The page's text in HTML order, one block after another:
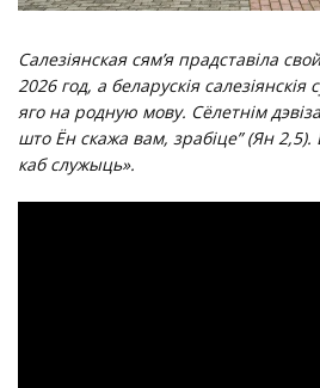
Салезіянская сям’я прадставіла
2026 год, а беларускія салезіянскія
яго на родную мову. Сёлетнім
што Ён скажа вам, зрабіце” (Ян
каб служыць».